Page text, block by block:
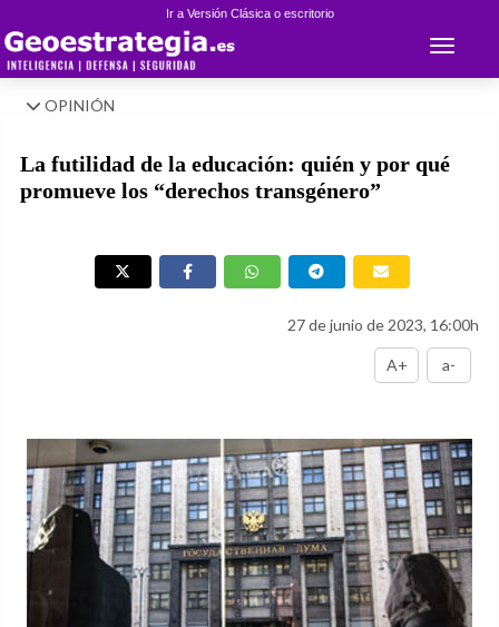
Ir a Versión Clásica o escritorio
Toggle
OPINIÓN
La futilidad de la educación: quién y por qué
promueve los “derechos transgénero”
27 de junio de 2023, 16:00h
A+ a-